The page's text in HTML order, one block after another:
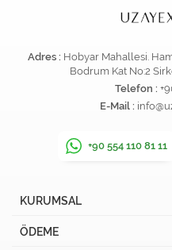
Adres : Hobyar Mahallesi.
Bodrum Kat No:2
Telefon :
E-Mail :
+90 554 110 81 11
KURUMSAL
ÖDEME